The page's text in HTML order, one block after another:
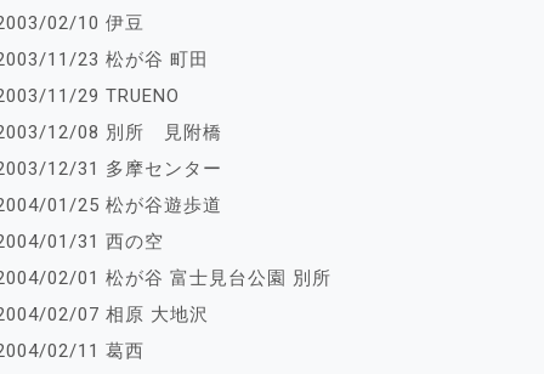
02/10 伊豆
11/23 松が谷 町田
11/29 TRUENO
12/08 別所 見附橋
12/31 多摩センター
01/25 松が谷遊歩道
01/31 西の空
02/01 松が谷 富士見台公園 別所
02/07 相原 大地沢
02/11 葛西